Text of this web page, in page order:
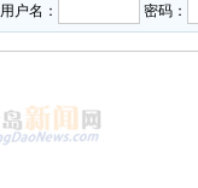
用户名： 密码：